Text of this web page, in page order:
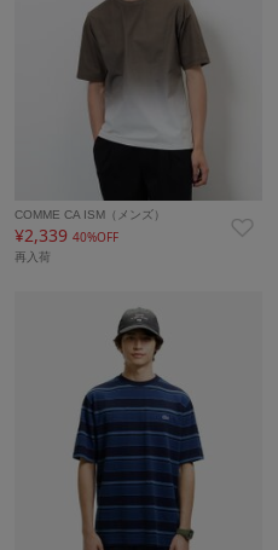
COMME CA ISM（メンズ）
¥2,339 40%OFF
再入荷